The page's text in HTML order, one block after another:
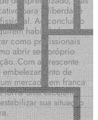
para a liberdade
Ao concluir o
habilidades e
como profissionais
abrir seu próprio
Com a crescente
de
mercado em franca
torna uma excelente
sua situação